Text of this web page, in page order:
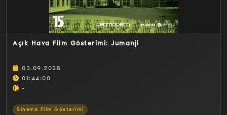
Açık Hava Film Gösterimi: Jumanji
03.09.2025
01:44:00
-
Sinema Film Gösterimi